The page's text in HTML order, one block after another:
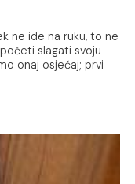
ne ide na ruku, to ne
slagati svoju
onaj osjećaj; prvi